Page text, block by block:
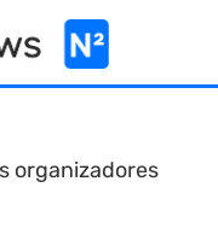
organizadores